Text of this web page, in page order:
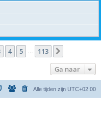
113
4 5 113
Ga naar
Alle tijden zijn UTC+02:00